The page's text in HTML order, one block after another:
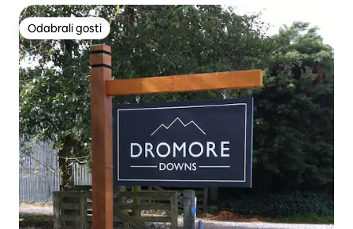
Odabrali gosti
Odabrali gosti